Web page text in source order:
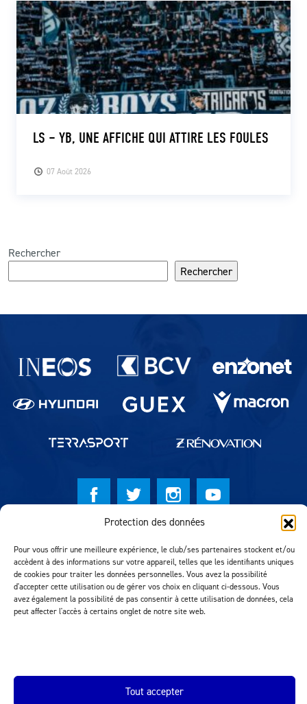
Protection des données
Pour vous offrir une meilleure expérience, le club/ses partenaires stockent et/ou
accèdent à des informations sur votre appareil, telles que les identifiants uniques
de cookies pour traiter les données personnelles. Vous avez la possibilité
d'accepter cette utilisation ou de gérer vos choix en cliquant ci-dessous. Vous
avez également la possibilité de pas consentir à cette utilisation de données, cela
peut affecter l'accès à certains onglet de notre site web.
Tout accepter
07 Août 2026
LS – YB, UNE AFFICHE QUI ATTIRE LES FOULES
Rechercher
Rechercher
Partenaires du lausanne-Sport
Réalisation MTM Agency